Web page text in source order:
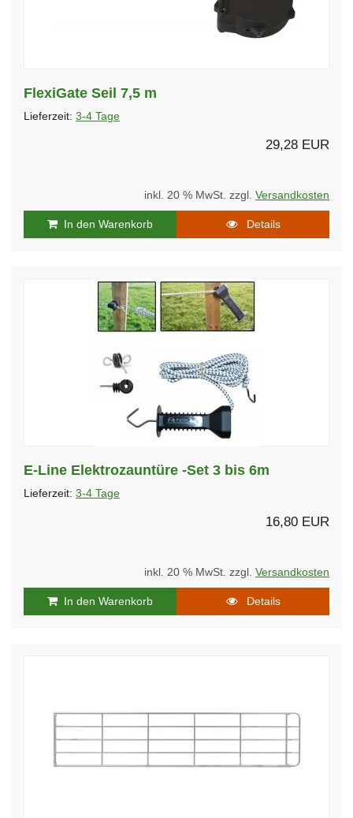
FlexiGate Seil 7,5 m
Lieferzeit: 3-4 Tage
29,28 EUR
inkl. 20 % MwSt. zzgl. Versandkosten
In den Warenkorb Details
E-Line Elektrozauntüre -Set 3 bis 6m
Lieferzeit: 3-4 Tage
16,80 EUR
inkl. 20 % MwSt. zzgl. Versandkosten
In den Warenkorb Details